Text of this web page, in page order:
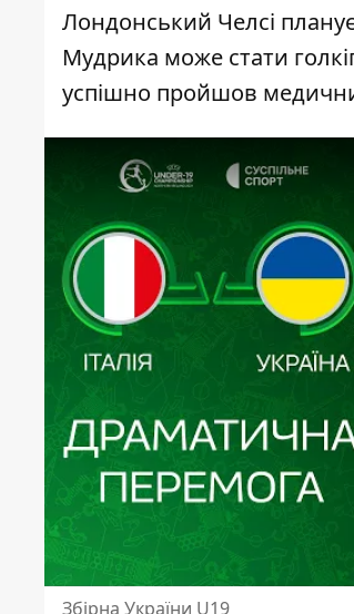
Лондонський Челсі
Мудрика може стати
успішно пройшов
Збірна України U19